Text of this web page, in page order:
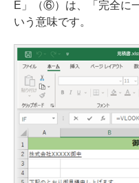
E」（⑥）は、「完全に
いう意味です。